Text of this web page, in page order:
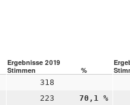
Ergebnisse 2019
Stimmen
%
318
223 70,1 %